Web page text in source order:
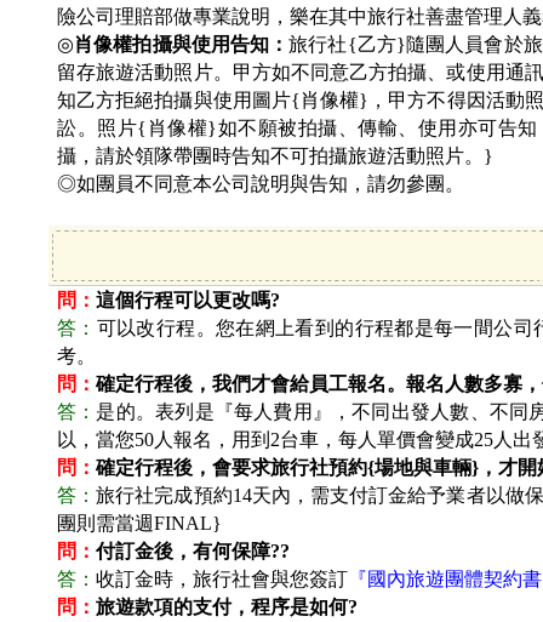
險公司理賠部做專業說明，樂在其中旅行社善盡管理人
◎肖像權拍攝與使用告知：旅行社{乙方}隨團人員會於
留存旅遊活動照片。甲方如不同意乙方拍攝、或使用通
知乙方拒絕拍攝與使用圖片{肖像權}，甲方不得因活動
訟。照片{肖像權}如不願被拍攝、傳輸、使用亦可告
攝，請於領隊帶團時告知不可拍攝旅遊活動照片。}
◎如團員不同意本公司說明與告知，請勿參團。
問： 這個行程可以更改嗎?
答： 可以改行程。您在網上看到的行程都是每一間公
考。
問： 確定行程後，我們才會給員工報名。報名人數多寡
答： 是的。表列是『每人費用』，不同出發人數、不同
以，當您50人報名，用到2台車，每人單價會變成25人出
問： 確定行程後，會要求旅行社預約{場地與車輛}，才
答：旅行社完成預約14天內，需支付訂金給予業者以做
團則需當週FINAL}
問： 付訂金後，有何保障??
答： 收訂金時，旅行社會與您簽訂 『國內旅遊團體契約
問： 旅遊款項的支付，程序是如何?